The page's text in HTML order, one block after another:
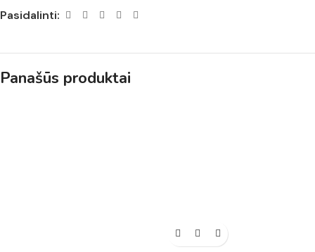
Pasidalinti:
Panašūs produktai